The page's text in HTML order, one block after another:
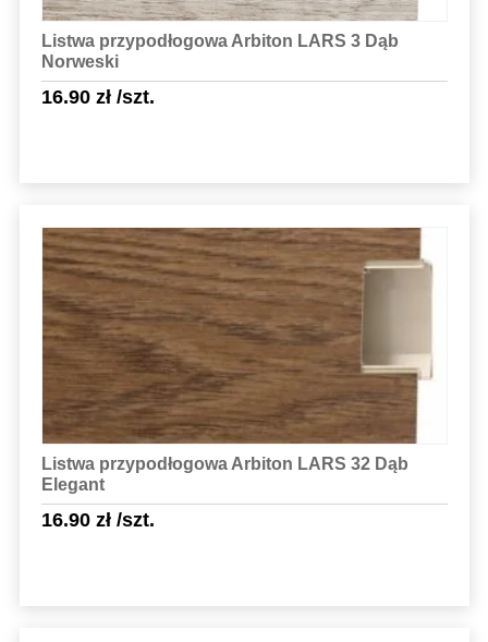
Listwa przypodłogowa Arbiton LARS 3 Dąb
Norweski
16.90 zł/szt.
Sprawdź szczegóły
Listwa przypodłogowa Arbiton LARS 32 Dąb
Elegant
16.90 zł/szt.